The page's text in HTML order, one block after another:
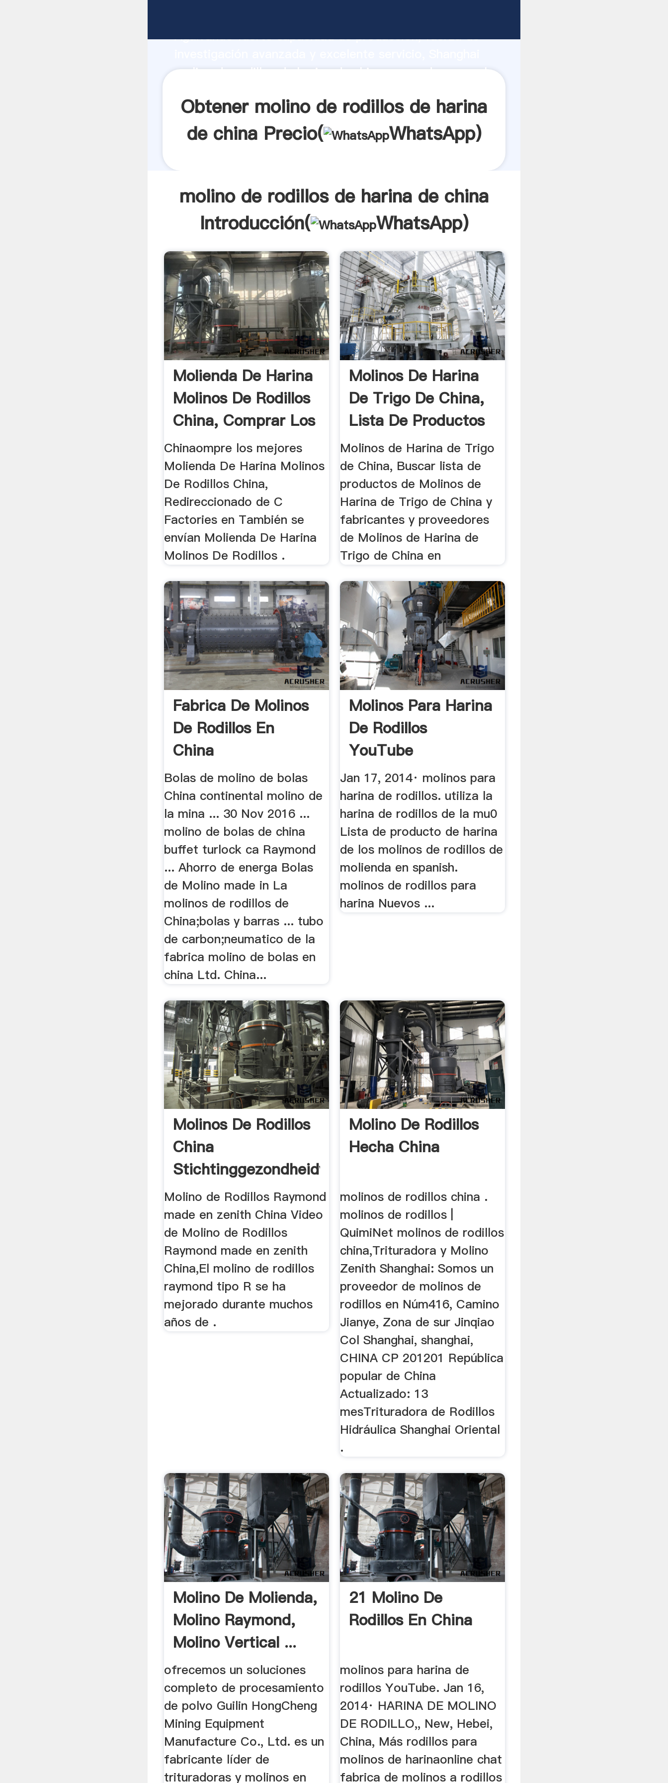
Agarrando fuerte capacidad de producción, fuerza de
molino de rodillos de harina de china proveedor crea el
Obtener molino de rodillos de harina
de china Precio(
WhatsApp)
molino de rodillos de harina de china
Introducción(
WhatsApp)
Molienda De Harina
Molinos De Rodillos
China, Comprar Los
...
Chinaompre los mejores
Molienda De Harina Molinos
De Rodillos China,
Redireccionado de C
Factories en También se
envían Molienda De Harina
Molinos De Rodillos .
Molinos De Harina
De Trigo De China,
Lista De Productos
De ...
Molinos de Harina de Trigo
de China, Buscar lista de
productos de Molinos de
Harina de Trigo de China y
fabricantes y proveedores
de Molinos de Harina de
Trigo de China en
Fabrica De Molinos
De Rodillos En
China
Bolas de molino de bolas
China continental molino de
la mina ... 30 Nov 2016 ...
molino de bolas de china
buffet turlock ca Raymond
... Ahorro de energa Bolas
de Molino made in La
molinos de rodillos de
China;bolas y barras ... tubo
de carbon;neumatico de la
fabrica molino de bolas en
china Ltd. China...
Molinos Para Harina
De Rodillos
YouTube
Jan 17, 2014· molinos para
harina de rodillos. utiliza la
harina de rodillos de la mu0
Lista de producto de harina
de los molinos de rodillos de
molienda en spanish.
molinos de rodillos para
harina Nuevos ...
Molinos De Rodillos
China
Stichtinggezondheidvoor
...
Molino de Rodillos Raymond
made en zenith China Video
de Molino de Rodillos
Raymond made en zenith
China,El molino de rodillos
raymond tipo R se ha
mejorado durante muchos
años de .
Molino De Rodillos
Hecha China
molinos de rodillos china .
molinos de rodillos |
QuimiNet molinos de rodillos
china,Trituradora y Molino
Zenith Shanghai: Somos un
proveedor de molinos de
rodillos en Núm416, Camino
Jianye, Zona de sur Jinqiao
Col Shanghai, shanghai,
CHINA CP 201201 República
popular de China
Actualizado: 13
mesTrituradora de Rodillos
Hidráulica Shanghai Oriental
.
Molino De Molienda,
Molino Raymond,
Molino Vertical ...
ofrecemos un soluciones
completo de procesamiento
de polvo Guilin HongCheng
Mining Equipment
Manufacture Co., Ltd. es un
fabricante líder de
trituradoras y molinos en
21 Molino De
Rodillos En China
molinos para harina de
rodillos YouTube. Jan 16,
2014· HARINA DE MOLINO
DE RODILLO,, New, Hebei,
China, Más rodillos para
molinos de harinaonline chat
fabrica de molinos a rodillos